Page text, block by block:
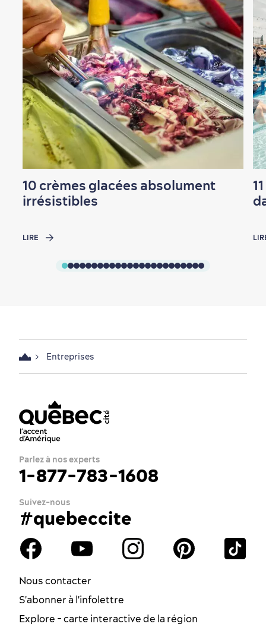
Magasinage
En famille
10 crèmes glacées absolument
irrésistibles
LIRE
Entreprises
Parlez à nos experts
1-877-783-1608
Suivez-nous
#quebeccite
Nous contacter
S'abonner à l'infolettre
Explore - carte interactive de la région